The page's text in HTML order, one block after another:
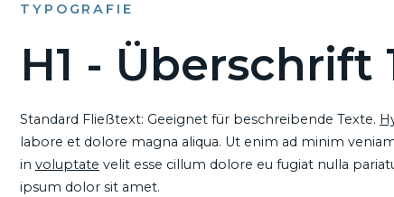
TYPOGRAFIE
H1 - Überschrift
Standard Fließtext: Geeignet für beschreibende Texte.
labore et dolore magna aliqua. Ut enim ad minim
in voluptate velit esse cillum dolore eu fugiat nulla
ipsum dolor sit amet.